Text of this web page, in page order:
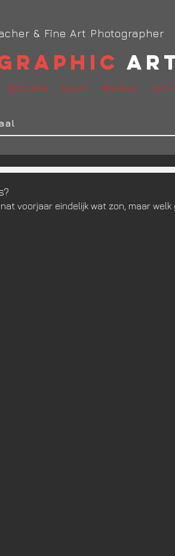
& Fine Art Photographer
Educatie Kunst Boeken Tijd-
voorjaar eindelijk wat zon, maar